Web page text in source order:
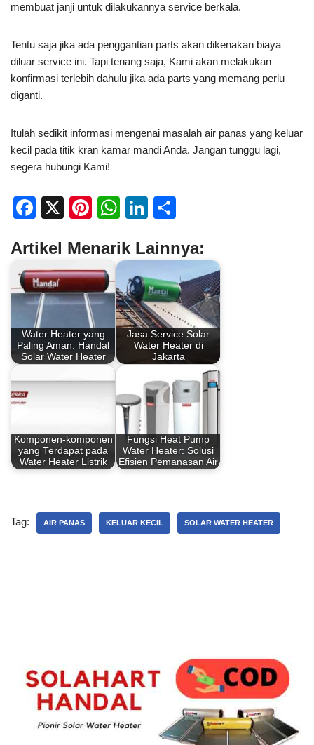
membuat janji untuk dilakukannya service berkala.
Tentu saja jika ada penggantian parts akan dikenakan biaya
diluar service ini. Tapi tenang saja, Kami akan melakukan
konfirmasi terlebih dahulu jika ada parts yang memang perlu
diganti.
Itulah sedikit informasi mengenai masalah air panas yang keluar
kecil pada titik kran kamar mandi Anda. Jangan tunggu lagi,
segera hubungi Kami!
F
c
e
b
o
o
k
X
Pi
er
e
st
W
at
s
A
p
p
Li
k
e
dI
n
ar
e
Artikel Menarik Lainnya:
Water Heater yang
Paling Aman: Handal
Solar Water Heater
Jasa Service Solar
Water Heater di
Jakarta
Komponen-komponen
yang Terdapat pada
Water Heater Listrik
Fungsi Heat Pump
Water Heater: Solusi
Efisien Pemanasan Air
Tag: AIR PANAS KELUAR KECIL SOLAR WATER HEATER